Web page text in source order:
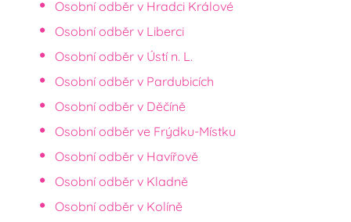
Osobní odběr v Hradci Králové
Osobní odběr v Liberci
Osobní odběr v Ústí n. L.
Osobní odběr v Pardubicích
Osobní odběr v Děčíně
Osobní odběr ve Frýdku-Místku
Osobní odběr v Havířově
Osobní odběr v Kladně
Osobní odběr v Kolíně